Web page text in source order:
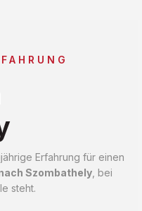
Erfahrung für einen
Szombathely , bei
steht.